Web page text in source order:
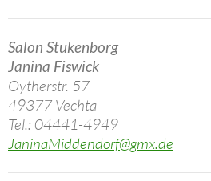
Salon Stukenborg
Janina Fiswick
Oytherstr. 57
49377 Vechta
Tel.: 04441-4949
JaninaMiddendorf@gmx.de